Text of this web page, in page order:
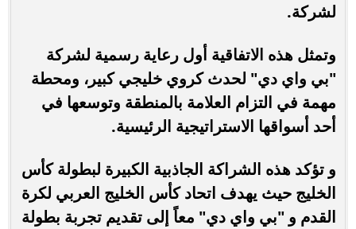
لشركة.
وتمثل هذه الاتفاقية أول رعاية رسمية لشركة
"بي واي دي" لحدث كروي خليجي كبير، ومحطة
مهمة في التزام العلامة بالمنطقة وتوسعها في
أحد أسواقها الاستراتيجية الرئيسية.
و تؤكد هذه الشراكة الجاذبية الكبيرة لبطولة كأس
الخليج حيث يهدف اتحاد كأس الخليج العربي لكرة
القدم و "بي واي دي" معاً إلى تقديم تجربة بطولة